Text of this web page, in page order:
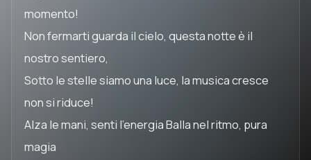
momento!
Non fermarti guarda il cielo, questa notte è il
nostro sentiero,
Sotto le stelle siamo una luce, la musica cresce
non si riduce!
Alza le mani, senti l'energia Balla nel ritmo, pura
magia